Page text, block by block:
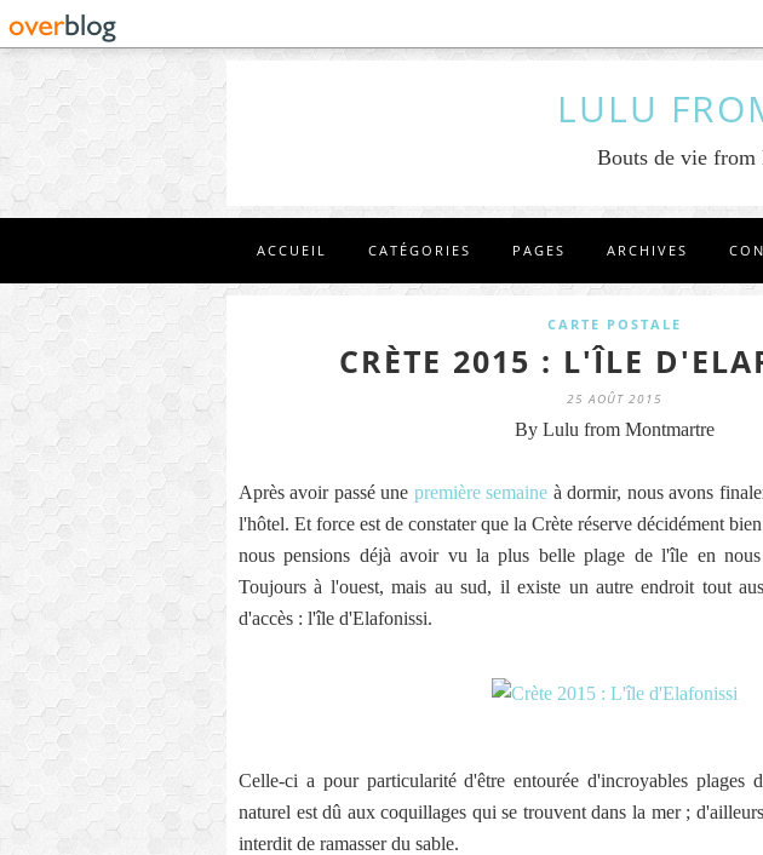
LULU
Bouts de vie from
ACCUEIL CATÉGORIES PAGES ARCHIVES
CARTE POSTALE
CRÈTE 2015 : L'ÎLE
25 AOÛT 2015
By Lulu from Montmartre
Après avoir passé une première semaine à dormir, nous avons
l'hôtel. Et force est de constater que la Crète réserve décidément
nous pensions déjà avoir vu la plus belle plage de l'île en
Toujours à l'ouest, mais au sud, il existe un autre endroit tout
d'accès : l'île d'Elafonissi.
Celle-ci a pour particularité d'être entourée d'incroyables plages
naturel est dû aux coquillages qui se trouvent dans la mer ;
interdit de ramasser du sable.